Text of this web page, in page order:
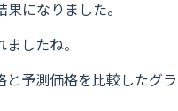
になりました。
したね。
予測価格を比較したグラ